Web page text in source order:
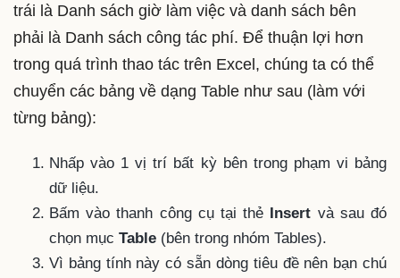
trái là Danh sách giờ làm việc và danh sách bên
phải là Danh sách công tác phí. Để thuận lợi hơn
trong quá trình thao tác trên Excel, chúng ta có thể
chuyển các bảng về dạng Table như sau (làm với
từng bảng):
Nhấp vào 1 vị trí bất kỳ bên trong phạm vi bảng
dữ liệu.
Bấm vào thanh công cụ tại thẻ Insert và sau đó
chọn mục Table (bên trong nhóm Tables).
Vì bảng tính này có sẵn dòng tiêu đề nên bạn chú